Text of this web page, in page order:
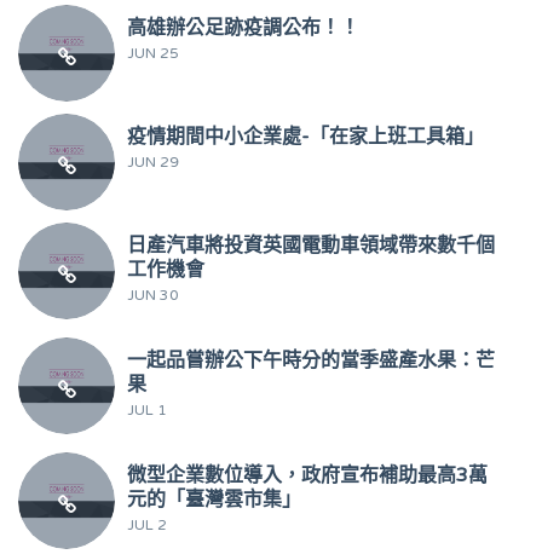
高雄辦公足跡疫調公布！！
JUN 25
疫情期間中小企業處-「在家上班工具箱」
JUN 29
日產汽車將投資英國電動車領域帶來數千個
工作機會
JUN 30
一起品嘗辦公下午時分的當季盛產水果：芒
果
JUL 1
微型企業數位導入，政府宣布補助最高3萬
元的「臺灣雲市集」
JUL 2